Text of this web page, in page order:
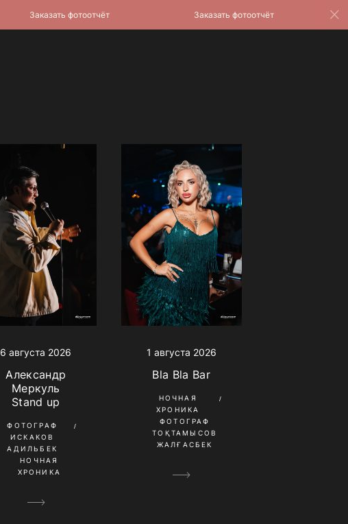
6 августа 2026
Александр
Меркуль
Stand up
ФОТОГРАФ
ИСКАКОВ
АДИЛЬБЕК
НОЧНАЯ
ХРОНИКА
1 августа 2026
Bla Bla Bar
НОЧНАЯ
ХРОНИКА
ФОТОГРАФ
ТОҚТАМЫСОВ
ЖАЛҒАСБЕК
Заказать фотоотчёт Заказать фотоотчёт